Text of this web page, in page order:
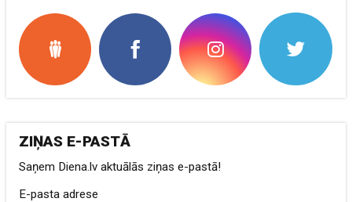
ZIŅAS E-PASTĀ
Saņem Diena.lv aktuālās ziņas e-pastā!
E-pasta adrese